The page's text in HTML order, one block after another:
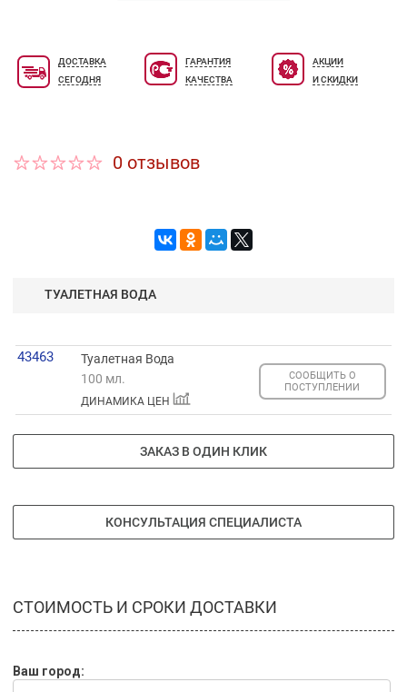
ДОСТАВКА
СЕГОДНЯ
ГАРАНТИЯ
КАЧЕСТВА
АКЦИИ
И СКИДКИ
0 отзывов
ТУАЛЕТНАЯ ВОДА
43463
Туалетная Вода
100 мл.
ДИНАМИКА ЦЕН
СООБЩИТЬ О
ПОСТУПЛЕНИИ
ЗАКАЗ В ОДИН КЛИК
КОНСУЛЬТАЦИЯ СПЕЦИАЛИСТА
СТОИМОСТЬ И СРОКИ ДОСТАВКИ
Ваш город: